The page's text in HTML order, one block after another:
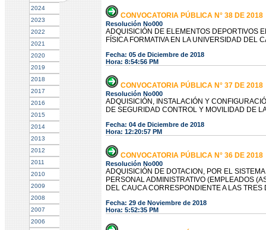
2024
2023
2022
2021
2020
2019
2018
2017
2016
2015
2014
2013
2012
2011
2010
2009
2008
2007
2006
CONVOCATORIA PÚBLICA N° 38 DE 2018
Resolución No000
ADQUISICIÓN DE ELEMENTOS DEPORTIVOS
FÍSICA FORMATIVA EN LA UNIVERSIDAD DEL
Fecha: 05 de Diciembre de 2018
Hora: 8:54:56 PM
CONVOCATORIA PÚBLICA N° 37 DE 2018
Resolución No000
ADQUISICIÓN, INSTALACIÓN Y
DE SEGURIDAD CONTROL Y MOVILIDAD DE
Fecha: 04 de Diciembre de 2018
Hora: 12:20:57 PM
CONVOCATORIA PÚBLICA N° 36 DE 2018
Resolución No000
ADQUISICIÓN DE DOTACION, POR EL
PERSONAL ADMINISTRATIVO (EMPLEADOS
DEL CAUCA CORRESPONDIENTE A LAS
Fecha: 29 de Noviembre de 2018
Hora: 5:52:35 PM